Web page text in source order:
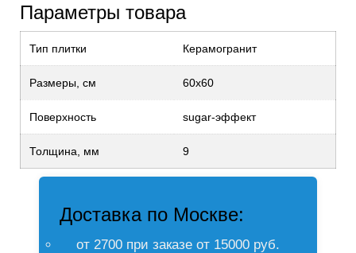
Параметры товара
Тип плитки Керамогранит
Размеры, см 60x60
Поверхность sugar-эффект
Толщина, мм 9
Доставка по Москве:
от 2700 при заказе от 15000 руб.